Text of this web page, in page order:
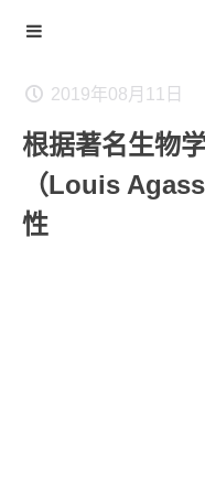
2019年08月11日
根据著名生物
（Louis
性